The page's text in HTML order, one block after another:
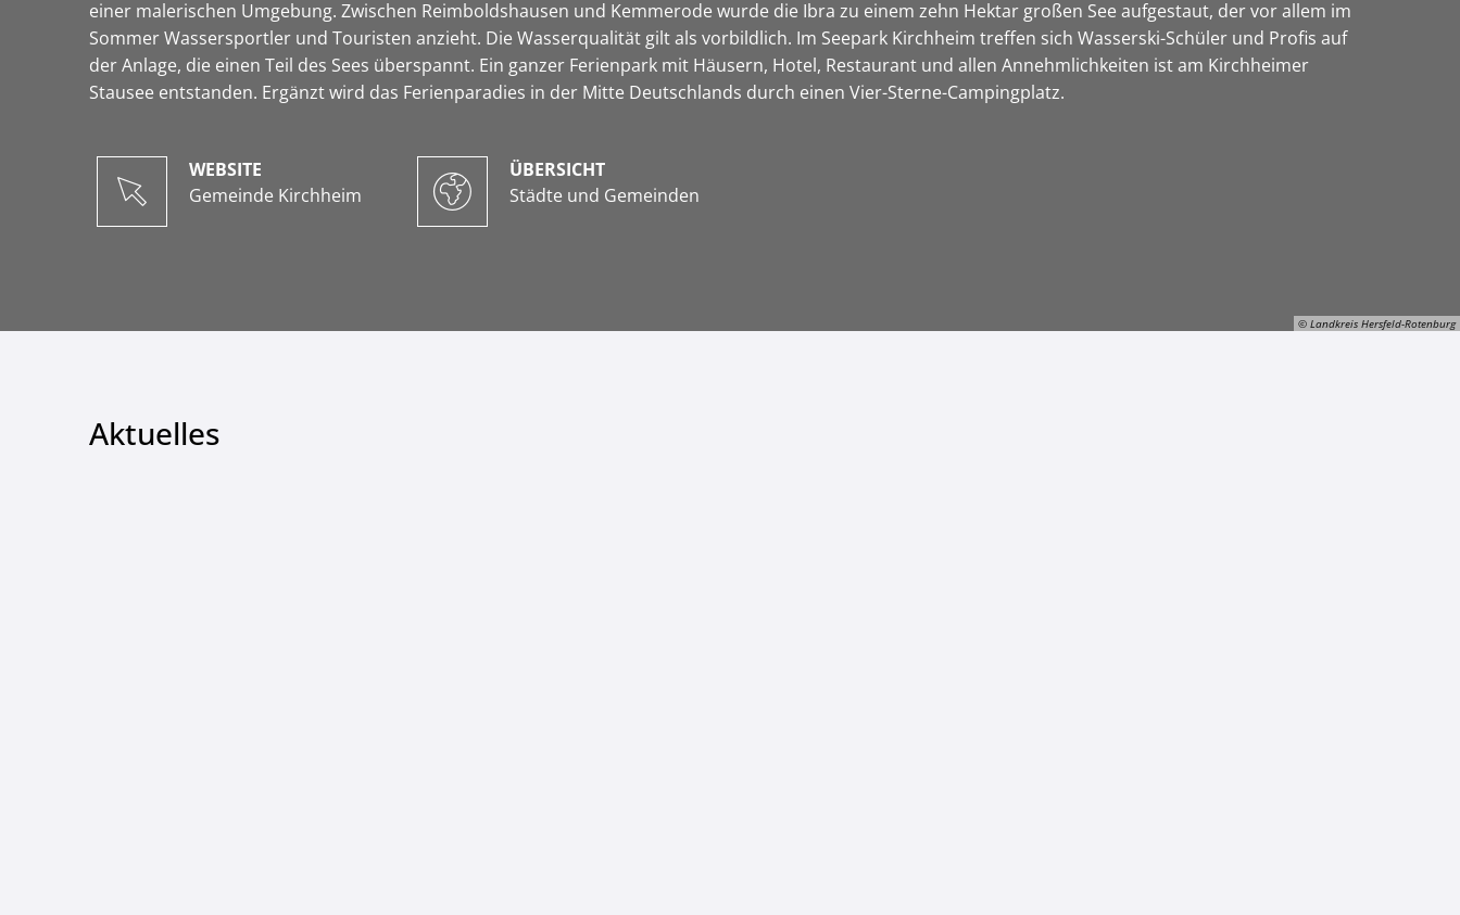
© Landkreis Hersfeld-Rotenburg
einer malerischen Umgebung. Zwischen Reimboldshausen und Kemmerode wurde die Ibra zu einem zehn Hektar großen See aufgestaut, der vor allem im
Sommer Wassersportler und Touristen anzieht. Die Wasserqualität gilt als vorbildlich. Im Seepark Kirchheim treffen sich Wasserski-Schüler und Profis auf
der Anlage, die einen Teil des Sees überspannt. Ein ganzer Ferienpark mit Häusern, Hotel, Restaurant und allen Annehmlichkeiten ist am Kirchheimer
Stausee entstanden. Ergänzt wird das Ferienparadies in der Mitte Deutschlands durch einen Vier-Sterne-Campingplatz.
WEBSITE
Gemeinde Kirchheim
ÜBERSICHT
Städte und Gemeinden
Aktuelles